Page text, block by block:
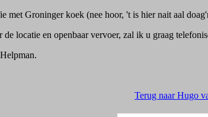
met Groninger koek (nee hoor, 't is hier nait aal
locatie en openbaar vervoer, zal ik u graag
Terug naar Hugo